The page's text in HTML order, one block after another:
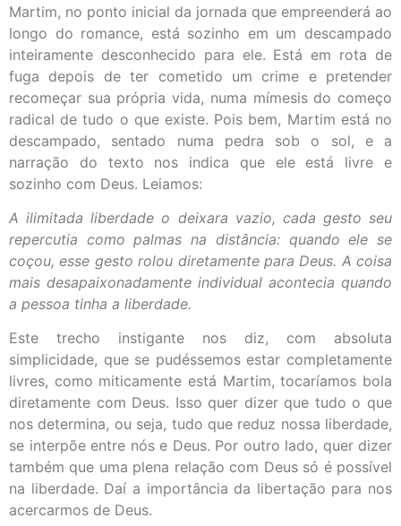
Martim, no ponto inicial da jornada que empreenderá ao
longo do romance, está sozinho em um descampado
inteiramente desconhecido para ele. Está em rota de
fuga depois de ter cometido um crime e pretender
recomeçar sua própria vida, numa mímesis do começo
radical de tudo o que existe. Pois bem, Martim está no
descampado, sentado numa pedra sob o sol, e a
narração do texto nos indica que ele está livre e
sozinho com Deus. Leiamos:
A ilimitada liberdade o deixara vazio, cada gesto seu
repercutia como palmas na distância: quando ele se
coçou, esse gesto rolou diretamente para Deus. A coisa
mais desapaixonadamente individual acontecia quando
a pessoa tinha a liberdade.
Este trecho instigante nos diz, com absoluta
simplicidade, que se pudéssemos estar completamente
livres, como miticamente está Martim, tocaríamos bola
diretamente com Deus. Isso quer dizer que tudo o que
nos determina, ou seja, tudo que reduz nossa liberdade,
se interpõe entre nós e Deus. Por outro lado, quer dizer
também que uma plena relação com Deus só é possível
na liberdade. Daí a importância da libertação para nos
acercarmos de Deus.